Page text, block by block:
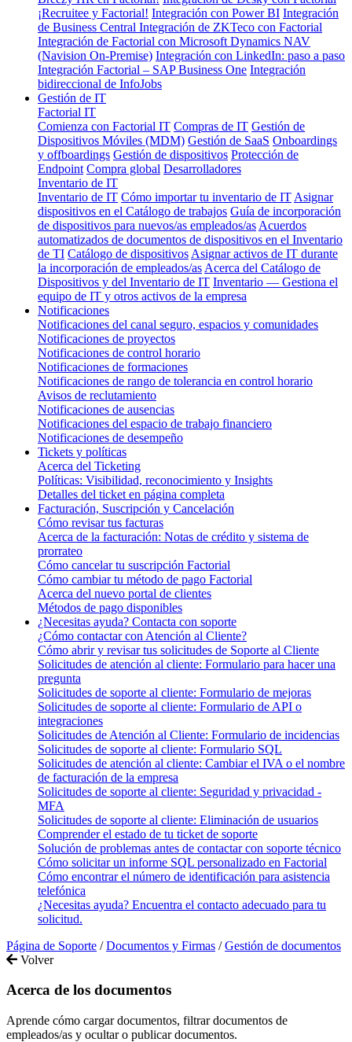
¡Recruitee y Factorial! Integración con Power BI Integración
de Business Central Integración de ZKTeco con Factorial
Integración de Factorial con Microsoft Dynamics NAV
(Navision On-Premise) Integración con LinkedIn: paso a paso
Integración Factorial – SAP Business One Integración
bidireccional de InfoJobs
Gestión de IT
Factorial IT
Comienza con Factorial IT Compras de IT Gestión de
Dispositivos Móviles (MDM) Gestión de SaaS Onboardings
y offboardings Gestión de dispositivos Protección de
Endpoint Compra global Desarrolladores
Inventario de IT
Inventario de IT Cómo importar tu inventario de IT Asignar
dispositivos en el Catálogo de trabajos Guía de incorporación
de dispositivos para nuevos/as empleados/as Acuerdos
automatizados de documentos de dispositivos en el Inventario
de TI Catálogo de dispositivos Asignar activos de IT durante
la incorporación de empleados/as Acerca del Catálogo de
Dispositivos y del Inventario de IT Inventario — Gestiona el
equipo de IT y otros activos de la empresa
Notificaciones
Notificaciones del canal seguro, espacios y comunidades
Notificaciones de proyectos
Notificaciones de control horario
Notificaciones de formaciones
Notificaciones de rango de tolerancia en control horario
Avisos de reclutamiento
Notificaciones de ausencias
Notificaciones del espacio de trabajo financiero
Notificaciones de desempeño
Tickets y políticas
Acerca del Ticketing
Políticas: Visibilidad, reconocimiento y Insights
Detalles del ticket en página completa
Facturación, Suscripción y Cancelación
Cómo revisar tus facturas
Acerca de la facturación: Notas de crédito y sistema de
prorrateo
Cómo cancelar tu suscripción Factorial
Cómo cambiar tu método de pago Factorial
Acerca del nuevo portal de clientes
Métodos de pago disponibles
¿Necesitas ayuda? Contacta con soporte
¿Cómo contactar con Atención al Cliente?
Cómo abrir y revisar tus solicitudes de Soporte al Cliente
Solicitudes de atención al cliente: Formulario para hacer una
pregunta
Solicitudes de soporte al cliente: Formulario de mejoras
Solicitudes de soporte al cliente: Formulario de API o
integraciones
Solicitudes de Atención al Cliente: Formulario de incidencias
Solicitudes de soporte al cliente: Formulario SQL
Solicitudes de atención al cliente: Cambiar el IVA o el nombre
de facturación de la empresa
Solicitudes de soporte al cliente: Seguridad y privacidad -
MFA
Solicitudes de soporte al cliente: Eliminación de usuarios
Comprender el estado de tu ticket de soporte
Solución de problemas antes de contactar con soporte técnico
Cómo solicitar un informe SQL personalizado en Factorial
Cómo encontrar el número de identificación para asistencia
telefónica
¿Necesitas ayuda? Encuentra el contacto adecuado para tu
solicitud.
Página de Soporte / Documentos y Firmas / Gestión de documentos
Volver
Acerca de los documentos
Aprende cómo cargar documentos, filtrar documentos de
empleados/as y ocultar o publicar documentos.